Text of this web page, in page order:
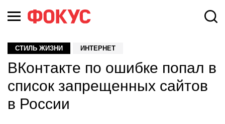
СТИЛЬ ЖИЗНИ ИНТЕРНЕТ
ВКонтакте по ошибке попал в
список запрещенных сайтов
в России